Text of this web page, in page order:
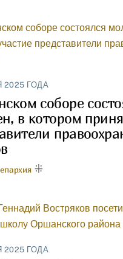
2025 ГОДА
соборе
в котором
2025 ГОДА